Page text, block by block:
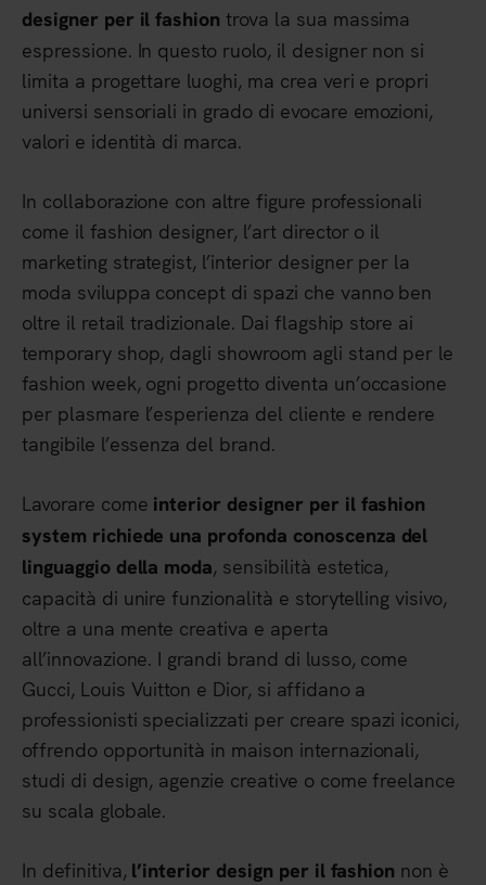
designer per il fashion trova la sua massima
espressione. In questo ruolo, il designer non si
limita a progettare luoghi, ma crea veri e propri
universi sensoriali in grado di evocare emozioni,
valori e identità di marca.
In collaborazione con altre figure professionali
come il fashion designer, l’art director o il
marketing strategist, l’interior designer per la
moda sviluppa concept di spazi che vanno ben
oltre il retail tradizionale. Dai flagship store ai
temporary shop, dagli showroom agli stand per le
fashion week, ogni progetto diventa un’occasione
per plasmare l’esperienza del cliente e rendere
tangibile l’essenza del brand.
Lavorare come interior designer per il fashion
system richiede una profonda conoscenza del
linguaggio della moda, sensibilità estetica,
capacità di unire funzionalità e storytelling visivo,
oltre a una mente creativa e aperta
all’innovazione. I grandi brand di lusso, come
Gucci, Louis Vuitton e Dior, si affidano a
professionisti specializzati per creare spazi iconici,
offrendo opportunità in maison internazionali,
studi di design, agenzie creative o come freelance
su scala globale.
In definitiva, l’interior design per il fashion non è